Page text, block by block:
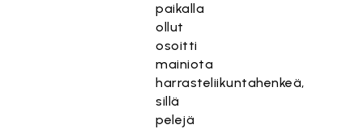
paikalla
ollut
osoitti
mainiota
harrasteliikuntahenkeä,
sillä
pelejä